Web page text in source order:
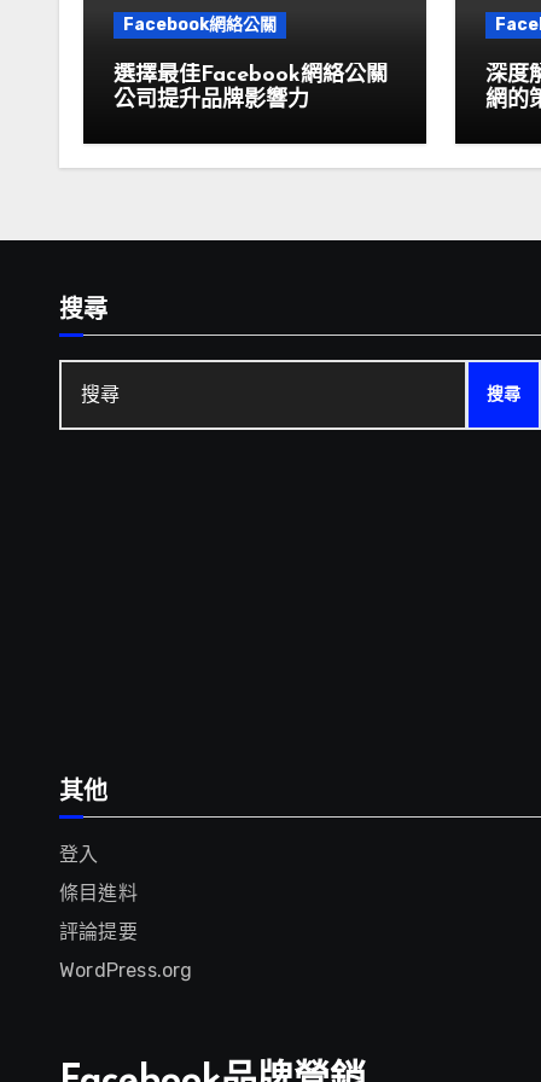
Facebook網絡公關
選擇最佳Facebook網絡公關
公司提升品牌影響力
深度
網的
搜尋
其他
登入
條目進料
評論提要
WordPress.org